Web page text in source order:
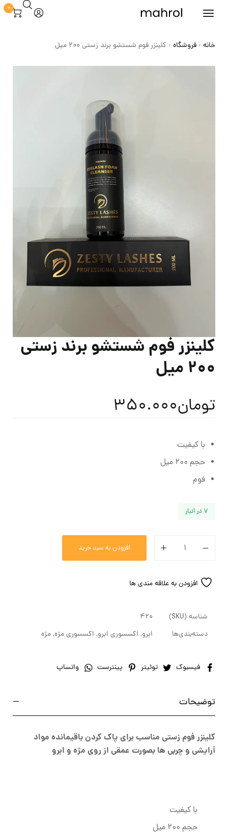
0
خانه / فروشگاه / کلینزر فوم شستشو برند زستی 200 میل
کلینزر فوم شستشو برند زستی
200 میل
تومان350.000
با کیفیت
حجم 200 میل
فوم
7 در انبار
افزودن به سبد خرید
افزودن به علاقه مندی ها
شناسه (SKU)
420
دسته‌بندی‌ها
ابرو, اکسسوری ابرو, اکسسوری مژه,مژه
فیسبوک توئیتر پینترست واتساپ
توضیحات
کلینزر فوم زستی مناسب برای پاک کردن باقیمانده مواد
آرایشی و چربی ها بصورت عمقی از روی مژه و ابرو
با کیفیت
حجم 200 میل